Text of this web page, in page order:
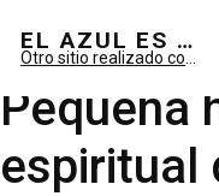
EL AZUL ES SUEÑO; EL VERDE ES IMAGINARIO
Pequeña
espiritual